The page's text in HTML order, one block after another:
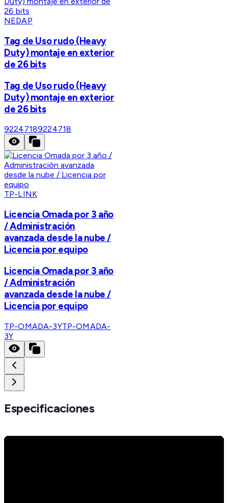
NEDAP
Tag de Uso rudo (Heavy
Duty) montaje en exterior
de 26 bits
Tag de Uso rudo (Heavy
Duty) montaje en exterior
de 26 bits
92247189224718
TP-LINK
Licencia Omada por 3 año
/ Administración
avanzada desde la nube /
Licencia por equipo
Licencia Omada por 3 año
/ Administración
avanzada desde la nube /
Licencia por equipo
TP-OMADA-3YTP-OMADA-
3Y
Especificaciones